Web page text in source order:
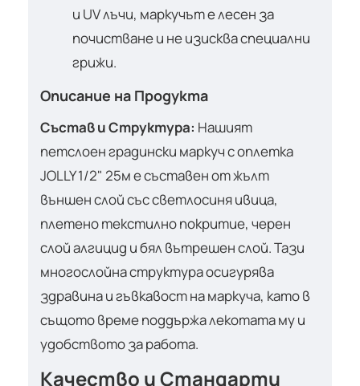
и UV лъчи, маркучът е лесен за
почистване и не изисква специални
грижи.
Описание на Продукта
Състав и Структура: Нашият
петслоен градински маркуч с оплетка
JOLLY 1/2" 25м е съставен от жълт
външен слой със светлосиня ивица,
плетено текстилно покритие, черен
слой алгицид и бял вътрешен слой. Тази
многослойна структура осигурява
здравина и гъвкавост на маркуча, като в
същото време поддържа лекотата му и
удобството за работа.
Качество и Стандарти